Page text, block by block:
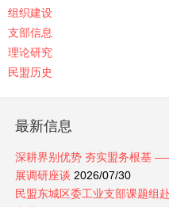
组织建设
支部信息
理论研究
民盟历史
最新信息
深耕界别优势 夯实盟务根基
展调研座谈 2026/07/30
民盟东城区委工业支部课题组